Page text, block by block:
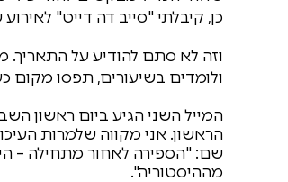
כן, קיבלתי "סייב דה דייט"
וזה לא סתם להודיע על התאריך.
ולומדים בשיעורים, תפסו מקום
המייל השני הגיע ביום ראשון
הראשון. אני מקווה שלמרות
מההיסטוריה".